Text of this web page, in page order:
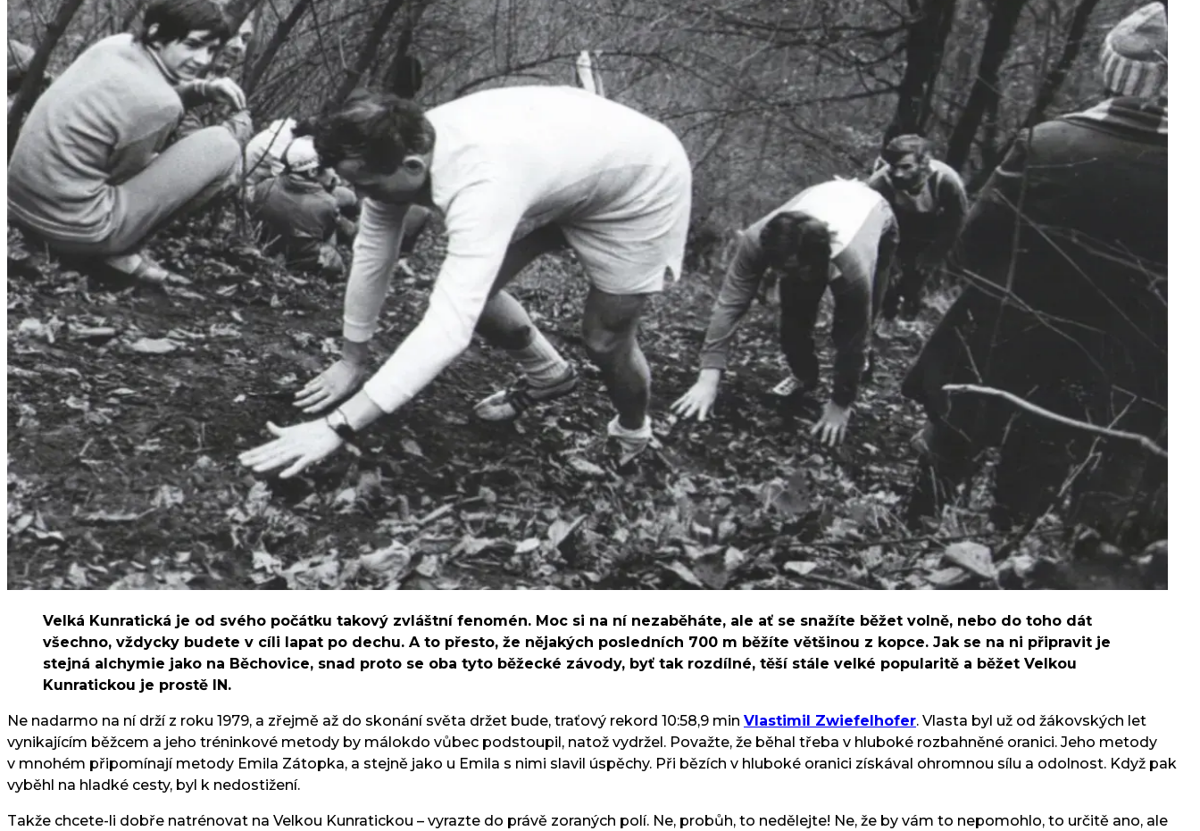
Velká Kunratická je od svého počátku takový zvláštní fenomén. Moc si na ní nezaběháte, ale ať se snažíte běžet volně, nebo do toho dát
všechno, vždycky budete v cíli lapat po dechu. A to přesto, že nějakých posledních 700 m běžíte většinou z kopce. Jak se na ni připravit je
stejná alchymie jako na Běchovice, snad proto se oba tyto běžecké závody, byť tak rozdílné, těší stále velké popularitě a běžet Velkou
Kunratickou je prostě IN.
Ne nadarmo na ní drží z roku 1979, a zřejmě až do skonání světa držet bude, traťový rekord 10:58,9 min Vlastimil Zwiefelhofer. Vlasta byl už od žákovských let
vynikajícím běžcem a jeho tréninkové metody by málokdo vůbec podstoupil, natož vydržel. Považte, že běhal třeba v hluboké rozbahněné oranici. Jeho metody
v mnohém připomínají metody Emila Zátopka, a stejně jako u Emila s nimi slavil úspěchy. Při bězích v hluboké oranici získával ohromnou sílu a odolnost. Když pak
vyběhl na hladké cesty, byl k nedostižení.
Takže chcete-li dobře natrénovat na Velkou Kunratickou – vyrazte do právě zoraných polí. Ne, probůh, to nedělejte! Ne, že by vám to nepomohlo, to určitě ano, ale